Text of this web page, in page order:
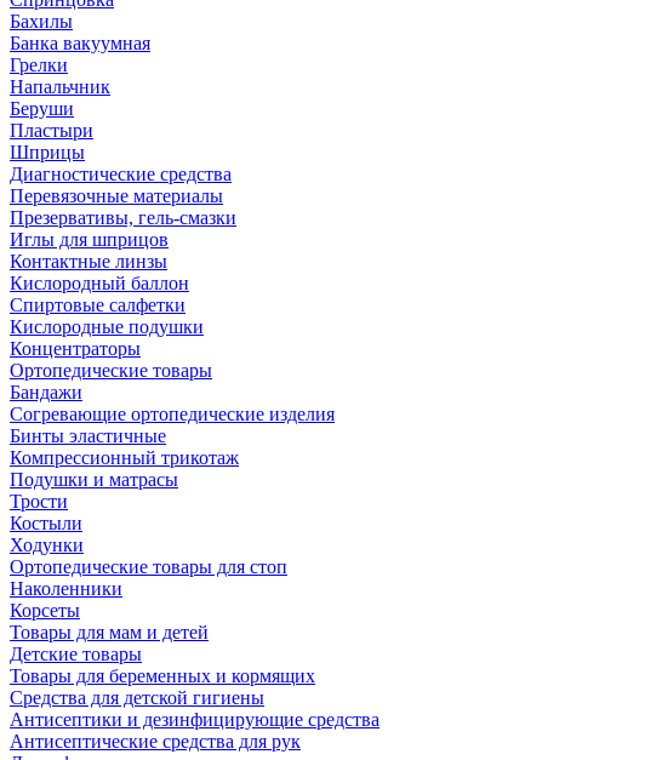
Бахилы
Банка вакуумная
Грелки
Напальчник
Беруши
Пластыри
Шприцы
Диагностические средства
Перевязочные материалы
Презервативы, гель-смазки
Иглы для шприцов
Контактные линзы
Кислородный баллон
Спиртовые салфетки
Кислородные подушки
Концентраторы
Ортопедические товары
Бандажи
Согревающие ортопедические изделия
Бинты эластичные
Компрессионный трикотаж
Подушки и матрасы
Трости
Костыли
Ходунки
Ортопедические товары для стоп
Наколенники
Корсеты
Товары для мам и детей
Детские товары
Товары для беременных и кормящих
Средства для детской гигиены
Антисептики и дезинфицирующие средства
Антисептические средства для рук